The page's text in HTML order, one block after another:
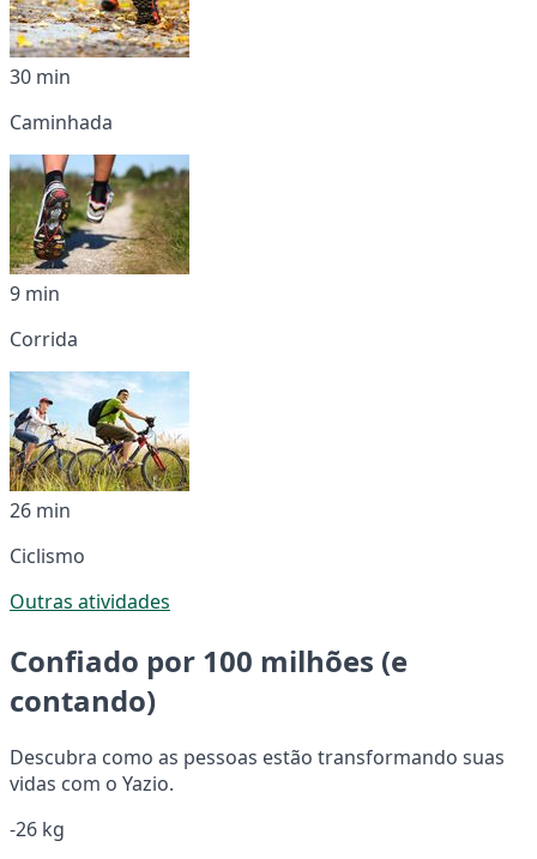
30 min
Caminhada
9 min
Corrida
26 min
Ciclismo
Outras atividades
Confiado por 100 milhões (e
contando)
Descubra como as pessoas estão transformando suas
vidas com o Yazio.
-26 kg